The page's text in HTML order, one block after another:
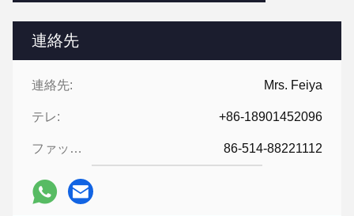
連絡先
連絡先: Mrs. Feiya
テレ: +86-18901452096
ファックス: 86-514-88221112